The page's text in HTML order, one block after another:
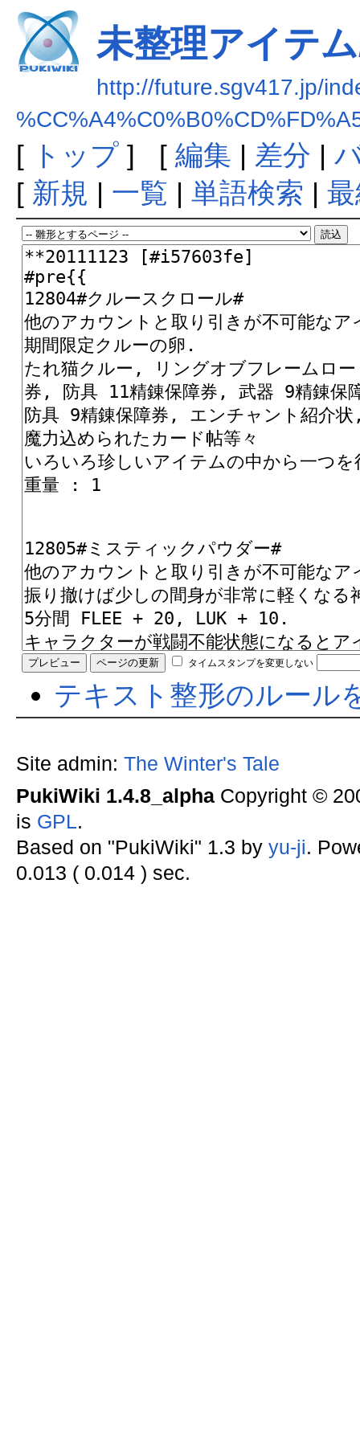
未整理アイテ
http://future.sgv417.jp/
[ トップ] [ 編集 | 差分 |
[ 新規 | 一覧 | 単語検索 |
タイムスタンプを変更しない
テキスト整形のルール
Site admin: The Winter's Tale
PukiWiki 1.4.8_alphaCopyright ©
is GPL.
Based on "PukiWiki" 1.3 by yu-ji.
0.013 ( 0.014 ) sec.